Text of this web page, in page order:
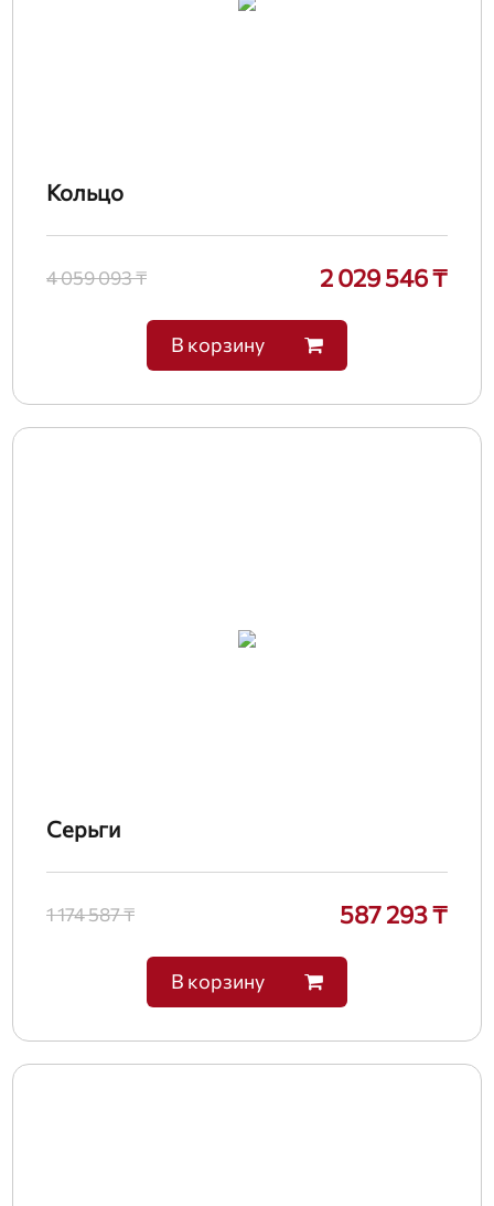
Кольцо
4 059 093 ₸ 2 029 546 ₸
В корзину
Серьги
1 174 587 ₸ 587 293 ₸
В корзину